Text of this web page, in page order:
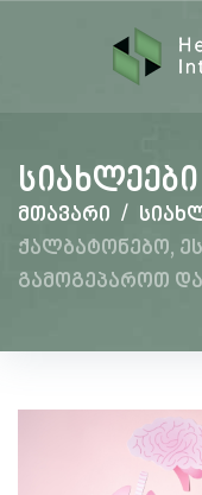
სიახლეები
მთავარი /
ქალბატონებო,
გამოგეპაროთ